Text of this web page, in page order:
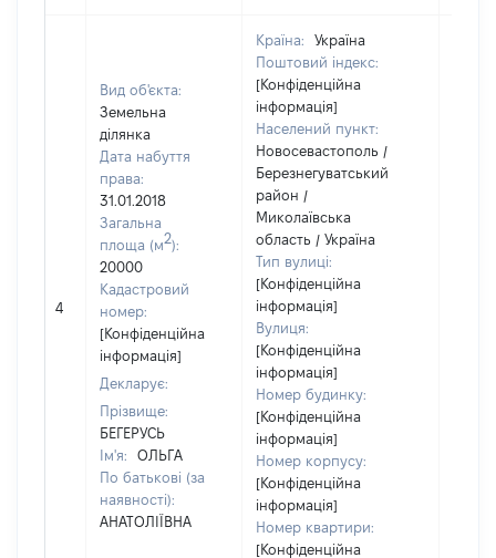
4
Вид об'єкта:
Земельна
ділянка
Дата набуття
права:
31.01.2018
Загальна
площа (м2):
20000
Кадастровий
номер:
[Конфіденційна
інформація]
Декларує:
Прізвище:
БЕГЕРУСЬ
Ім'я:
ОЛЬГА
По батькові (за
наявності):
АНАТОЛІЇВНА
Країна:
Україна
Поштовий індекс:
[Конфіденційна
інформація]
Населений пункт:
Новосевастополь /
Березнегуватський
район /
Миколаївська
область / Україна
Тип вулиці:
[Конфіденційна
інформація]
Вулиця:
[Конфіденційна
інформація]
Номер будинку:
[Конфіденційна
інформація]
Номер корпусу:
[Конфіденційна
інформація]
Номер квартири:
[Конфіденційна